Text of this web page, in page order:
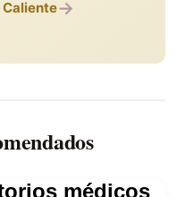
Caliente→
médicos